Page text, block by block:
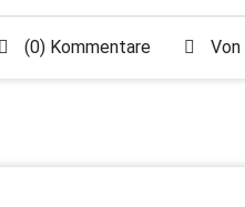
(0) Kommentare Von